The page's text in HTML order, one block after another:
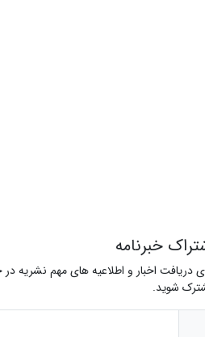
خبرنامه
دریافت اخبار و اطلاعیه های مهم نشریه در
شوید.